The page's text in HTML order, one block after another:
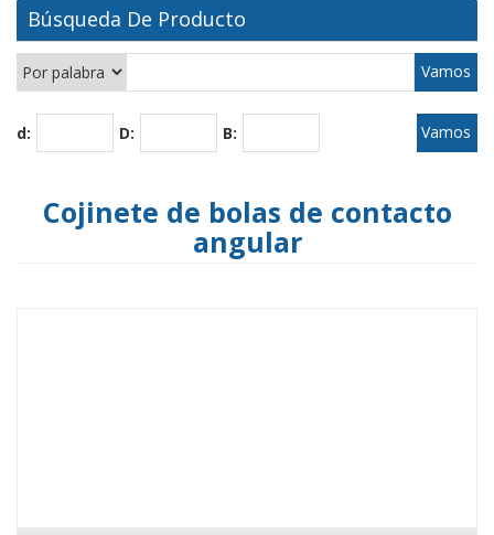
Búsqueda De Producto
d: D: B:
Cojinete de bolas de contacto
angular